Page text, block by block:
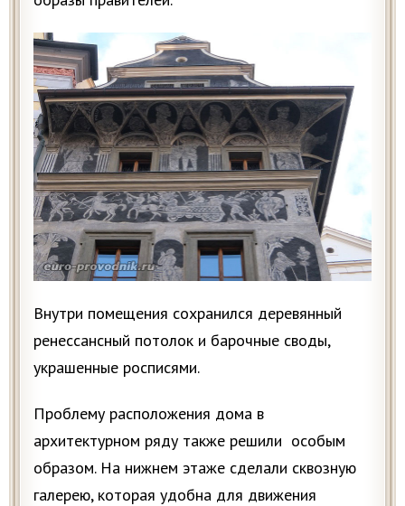
Внутри помещения сохранился деревянный
ренессансный потолок и барочные своды,
украшенные росписями.
Проблему расположения дома в
архитектурном ряду также решили особым
образом. На нижнем этаже сделали сквозную
галерею, которая удобна для движения